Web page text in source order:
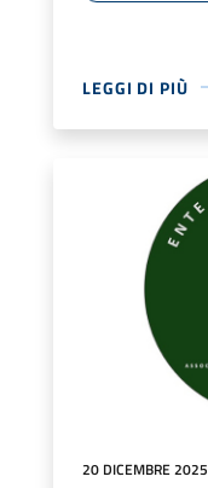
LEGGI DI PIÙ
20 DICEMBRE 2025